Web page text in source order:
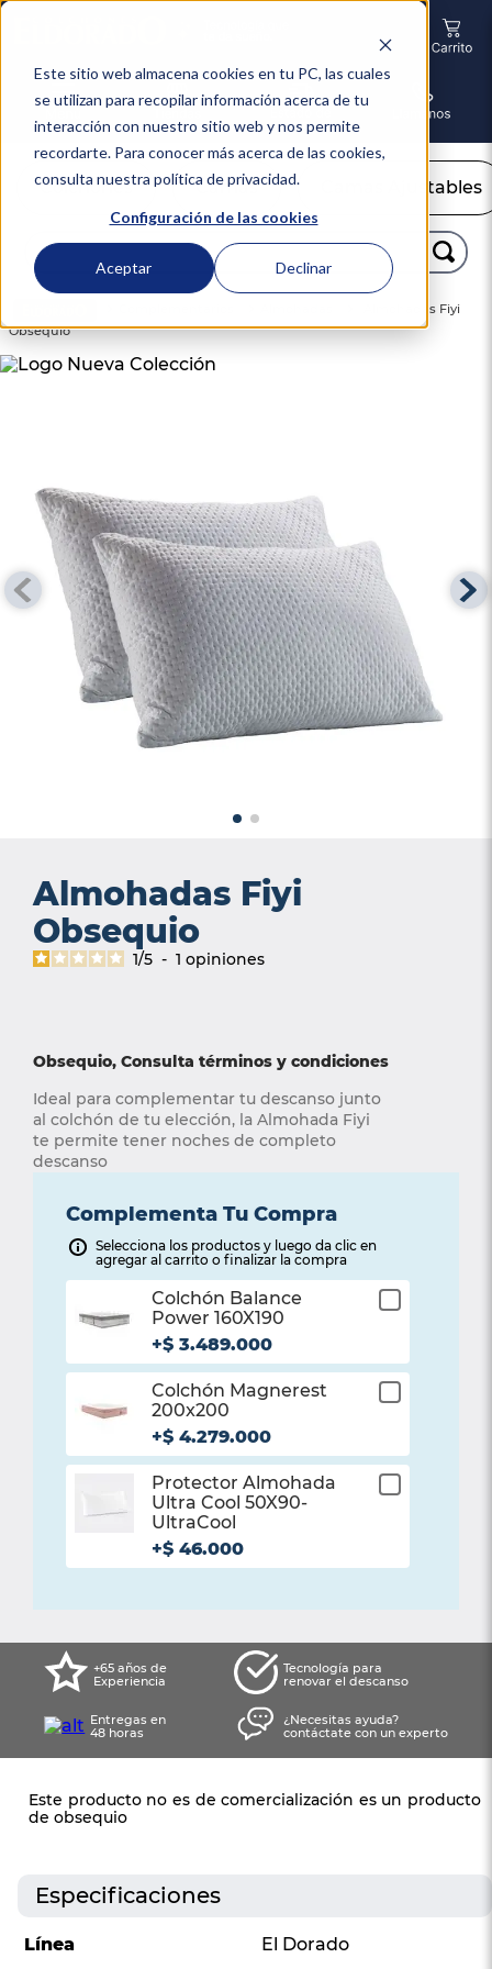
Este sitio web almacena cookies en tu PC, las cuales
se utilizan para recopilar información acerca de tu
interacción con nuestro sitio web y nos permite
recordarte. Para conocer más acerca de las cookies,
consulta nuestra política de privacidad.
Configuración de las cookies
Aceptar Declinar
Colchones Camas Camas Ajustables
Buscar...
Almohadas Fiyi
Obsequio
Almohadas Fiyi
Obsequio
1/5 - 1 opiniones
Obsequio, Consulta términos y condiciones
Ideal para complementar tu descanso junto
al colchón de tu elección, la Almohada Fiyi
te permite tener noches de completo
descanso
Complementa Tu Compra
Selecciona los productos y luego da clic en
agregar al carrito o finalizar la compra
Colchón Balance
Power 160X190
+$ 3.489.000
¡Listo!
Haz agregado con
éxito este producto
Colchón Magnerest
200x200
+$ 4.279.000
¡Listo!
éxito este producto
Protector Almohada
Ultra Cool 50X90-
UltraCool
+$ 46.000
¡Listo!
Haz agregado con
+65 años de
Experiencia
Entregas en
48 horas
Tecnología para
renovar el descanso
¿Necesitas ayuda?
contáctate con un experto
Este producto no es de comercialización es un producto
de obsequio
Especificaciones
Línea El Dorado
2. almohadas
5.
6. smart
7. protector colchón
8. cama
9 . elite
10. magnerest